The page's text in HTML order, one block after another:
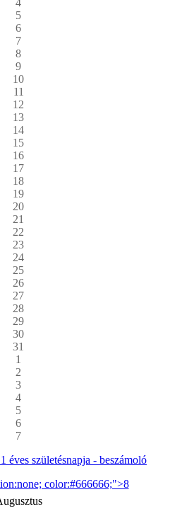
5
6
7
8
9
10
11
12
13
14
15
16
17
18
19
20
21
22
23
24
25
26
27
28
29
30
31
1
2
3
4
5
6
7
éves születésnapja - beszámoló
color:#666666;">8